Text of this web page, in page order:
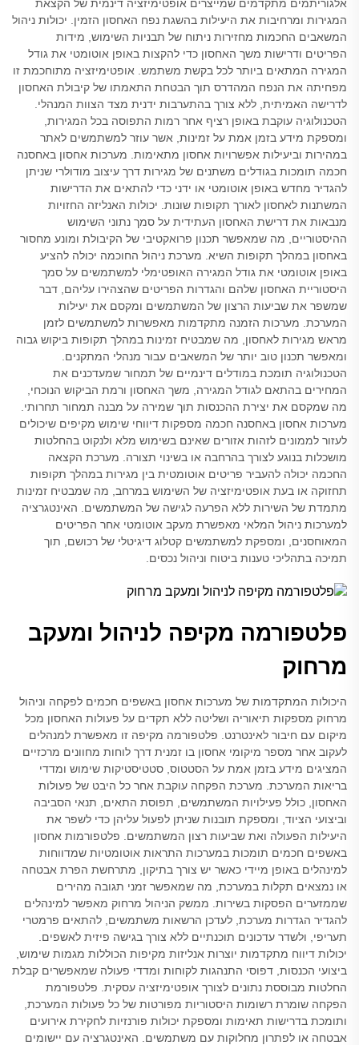
אלגוריתמים מתקדמים שמייצרים אופטימיזציה דינמית של הקצאת
המגירות ומרחיבות את היעילות בהשגת נפח האחסון הזמין. יכולות ניהול
המשאבים החכמות מחזירות ניתוח של תבניות השימוש, מידות
הפריטים ודרישות משך האחסון כדי להקצות באופן אוטומטי את גודל
המגירה המתאים ביותר לכל בקשת משתמש. אופטימיזציה מתוחכמת זו
מפחיתה את הנפח המהדרס תוך הבטחת התאמתו של קיבולת האחסון
לדרישה האמיתית, ללא צורך בהתערבות ידנית מצד הצוות המנהלי.
הטכנולוגיה עוקבת באופן רציף אחר רמות התפוסה בכל המגירות,
ומספקת מידע בזמן אמת על זמינות, אשר עוזר למשתמשים לאתר
במהירות וביעילות אפשרויות אחסון מתאימות. מערכות אחסון באחסנה
חכמה תומכות בגודלים משתנים של מגירות דרך עיצוב מודולרי שניתן
להגדיר מחדש באופן אוטומטי או ידני כדי להתאים את הדרישות
המשתנות לאחסון לאורך תקופות שונות. יכולות האנליזה החזויות
מנבאות את דרישת האחסון העתידית על סמך נתוני השימוש
ההיסטוריים, מה שמאפשר תכנון פרואקטיבי של הקיבולת ומונע מחסור
באחסון במהלך תקופות השיא. מערכת ניהול החוכמה יכולה להציע
באופן אוטומטי את גודל המגירה האופטימלי למשתמשים על סמך
היסטוריית האחסון שלהם והגדרות הפריטים שהצהירו עליהם, דבר
שמשפר את שביעות הרצון של המשתמשים ומקסם את יעילות
המערכת. מערכות הזמנה מתקדמות מאפשרות למשתמשים לזמן
מראש מגירות לאחסון, מה שמבטיח זמינות במהלך תקופות ביקוש גבוה
ומאפשר תכנון טוב יותר של המשאבים עבור מנהלי המתקנים.
הטכנולוגיה תומכת במודלים דינמיים של תמחור שמעדכנים את
המחירים בהתאם לגודל המגירה, משך האחסון ורמת הביקוש הנוכחי,
מה שמקסם את יצירת ההכנסות תוך שמירה על מבנה תמחור תחרותי.
מערכות אחסון באחסנה חכמה מספקות דיווחי שימוש מקיפים שיכולים
לעזור לממונים לזהות אזורים שאינם בשימוש מלא ולנקוט בהחלטות
מושכלות בנוגע לצורך בהרחבה או בשינוי תצורה. מערכת הקצאה
החכמה יכולה להעביר פריטים אוטומטית בין מגירות במהלך תקופות
תחזוקה או בעת אופטימיזציה של השימוש במרחב, מה שמבטיח זמינות
מתמדת של השירות ללא הפרעה לגישה של המשתמשים. האינטגרציה
למערכות ניהול המלאי מאפשרת מעקב אוטומטי אחר הפריטים
המאוחסנים, ומספקת למשתמשים קטלוג דיגיטלי של רכושם, תוך
תמיכה בתהליכי טענות ביטוח וניהול נכסים.
פלטפורמה מקיפה לניהול ומעקב
מרחוק
היכולות המתקדמות של מערכות אחסון באשפים חכמים לפקחה וניהול
מרחוק מספקות תיאוריה ושליטה ללא תקדים על פעולות האחסון מכל
מיקום עם חיבור לאינטרנט. פלטפורמה מקיפה זו מאפשרת למנהלים
לעקוב אחר מספר מיקומי אחסון בו זמנית דרך לוחות מחוונים מרכזיים
המציגים מידע בזמן אמת על הסטטוס, סטטיסטיקות שימוש ומדדי
בריאות המערכת. מערכת הפקחה עוקבת אחר כל היבט של פעולות
האחסון, כולל פעילויות המשתמשים, תפוסת התאים, תנאי הסביבה
וביצועי הציוד, ומספקת תובנות שניתן לפעול עליהן כדי לשפר את
היעילות הפעולה ואת שביעות רצון המשתמשים. פלטפורמות אחסון
באשפים חכמים תומכות במערכות התראות אוטומטיות שמדווחות
למינהלים באופן מיידי כאשר יש צורך בתיקון, מתרחשת הפרת אבטחה
או נמצאים תקלות במערכת, מה שמאפשר זמני תגובה מהירים
שממזערים הפסקות בשירות. ממשק הניהול מרחוק מאפשר למינהלים
להגדיר הגדרות מערכת, לעדכן הרשאות משתמשים, להתאים פרמטרי
תעריפי, ולשדר עדכונים תוכנתיים ללא צורך בגישה פיזית לאשפים.
יכולות דיווח מתקדמות יוצרות אנליזות מקיפות הכוללות מגמות שימוש,
ביצועי הכנסות, דפוסי התנהגות לקוחות ומדדי פעולה שמאפשרים קבלת
החלטות מבוססת נתונים לצורך אופטימיזציה עסקית. פלטפורמת
הפקחה שומרת רשומות היסטוריות מפורטות של כל פעולות המערכת,
ותומכת בדרישות תאימות ומספקת יכולות פורנזיות לחקירת אירועים
אבטחה או לפתרון מחלוקות עם משתמשים. האינטגרציה עם יישומים